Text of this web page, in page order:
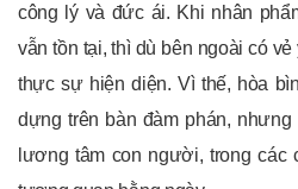
công lý và đức ái. Khi nhân
vẫn tồn tại, thì dù bên ngoài có
thực sự hiện diện. Vì thế, hòa
dựng trên bàn đàm phán,
lương tâm con người, trong các